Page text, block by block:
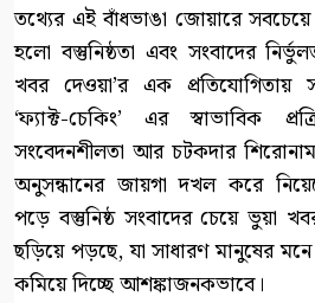
তথ্যের এই বাঁধভাঙা জোয়ারে
হলো বস্তুনিষ্ঠতা এবং সংবাদের
খবর দেওয়া’র এক প্রতিযোগিতায়
‘ফ্যাক্ট-চেকিং’ এর স্বাভাবিক
সংবেদনশীলতা আর চটকদার
অনুসন্ধানের জায়গা দখল করে
পড়ে বস্তুনিষ্ঠ সংবাদের চেয়ে
ছড়িয়ে পড়ছে, যা সাধারণ মানুষের মনে
কমিয়ে দিচ্ছে আশঙ্কাজনকভাবে।